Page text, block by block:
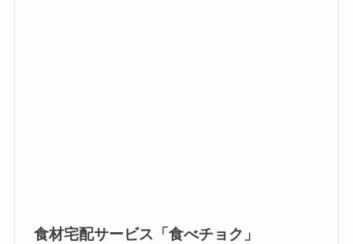
食材宅配サービス「食べチョク」